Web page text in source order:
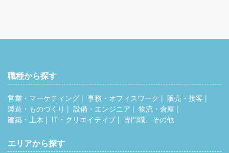
職種から探す
営業・マーケティング 事務・オフィスワーク
販売・接客
製造・ものづくり
設備・エンジニア
物流・倉庫
建築・土木
IT・クリエイティブ 専門職、その他
エリアから探す